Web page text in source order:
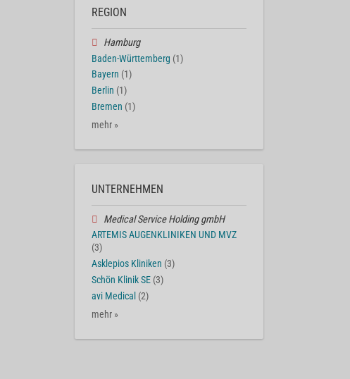
REGION
Hamburg
Baden-Württemberg (1)
Bayern (1)
Berlin (1)
Bremen (1)
mehr »
UNTERNEHMEN
Medical Service Holding gmbH
ARTEMIS AUGENKLINIKEN UND MVZ
(3)
Asklepios Kliniken (3)
Schön Klinik SE (3)
avi Medical (2)
mehr »